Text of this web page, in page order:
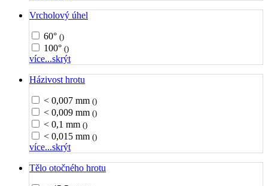
Vrcholový úhel
60° ()
100° ()
více...skrýt
Házivost hrotu
< 0,007 mm ()
< 0,009 mm ()
< 0,1 mm ()
< 0,015 mm ()
více...skrýt
Tělo otočného hrotu